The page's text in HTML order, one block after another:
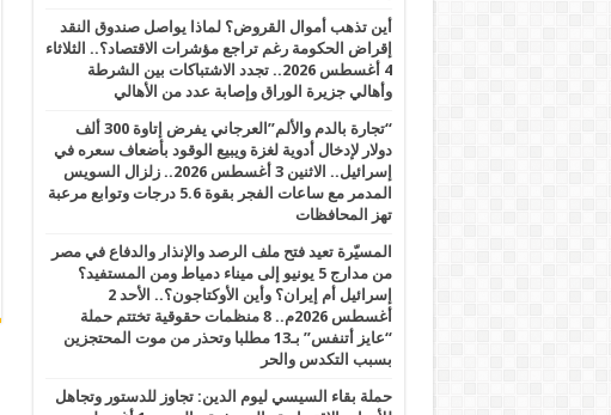
أين تذهب أموال القروض؟ لماذا يواصل صندوق النقد
إقراض الحكومة رغم تراجع مؤشرات الاقتصاد؟.. الثلاثاء
4 أغسطس 2026.. تجدد الاشتباكات بين الشرطة
وأهالي جزيرة الوراق وإصابة عدد من الأهالي
“تجارة بالدم والألم”العرجاني يفرض إتاوة 300 ألف
دولار لإدخال أدوية لغزة ويبيع الوقود بأضعاف سعره في
إسرائيل.. الاثنين 3 أغسطس 2026.. زلزال السويس
المدمر مع ساعات الفجر بقوة 5.6 درجات وتوابع مرعبة
تهز المحافظات
المسيّرة تعيد فتح ملف الرصد والإنذار والدفاع في مصر
من مدارج 5 يونيو إلى ميناء دمياط ومن المستفيد؟
إسرائيل أم إيران؟ وأين الأوكتاجون؟.. الأحد 2
أغسطس 2026م.. 8 منظمات حقوقية تختتم حملة
“عايز أتنفس” بـ13 مطلبا وتحذر من موت المحتجزين
بسبب التكدس والحر
حملة بقاء السيسي ليوم الدين: تجاوز للدستور وتجاهل